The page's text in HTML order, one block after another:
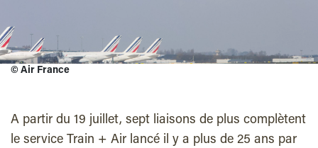
© Air France
A partir du 19 juillet, sept liaisons de plus complètent
le service Train + Air lancé il y a plus de 25 ans par